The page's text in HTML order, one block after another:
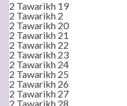
2 Tawarikh 19
2 Tawarikh 2
2 Tawarikh 20
2 Tawarikh 21
2 Tawarikh 22
2 Tawarikh 23
2 Tawarikh 24
2 Tawarikh 25
2 Tawarikh 26
2 Tawarikh 27
2 Tawarikh 28